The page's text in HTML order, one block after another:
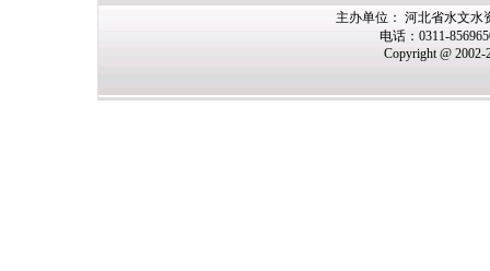
主办单位： 河北省水文水
电话：0311-
Copyright @ 2002-